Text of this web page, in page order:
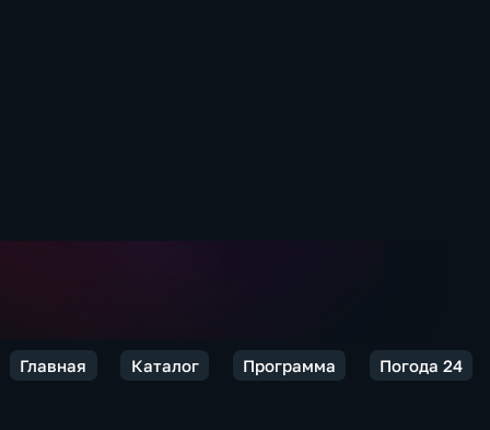
Главная Каталог Программа Погода 24